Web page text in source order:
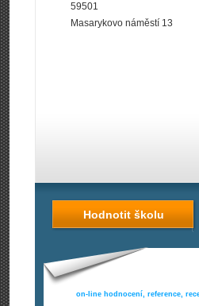
59501
Masarykovo náměstí 13
Hodnotit školu
on-line hodnocení, reference,